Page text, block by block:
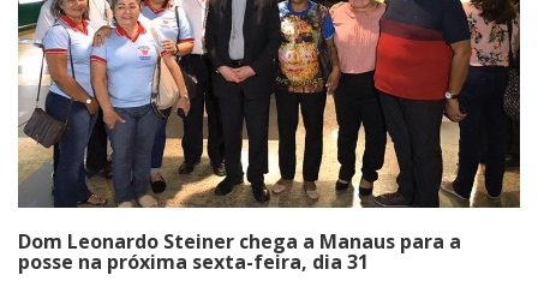
Dom Leonardo Steiner chega a Manaus para a
posse na próxima sexta-feira, dia 31